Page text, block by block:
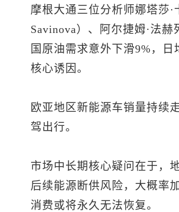
摩根大通三位分析师娜塔莎·
Savinova）、阿尔捷姆·法
国原油需求意外下滑9%，
核心诱因。
欧亚地区新能源车销量持续
驾出行。
市场中长期核心疑问在于，
后续能源断供风险，大概率
消费或将永久无法恢复。